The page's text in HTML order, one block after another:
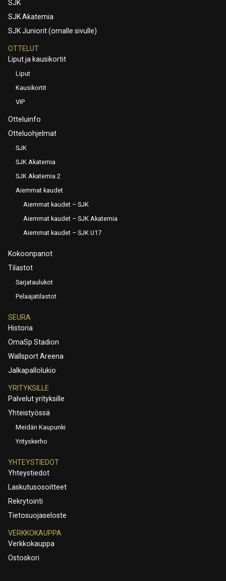
SJK
SJK Akatemia
SJK Juniorit (omalle sivulle)
OTTELUT
Liput ja kausikortit
Liput
Kausikortit
VIP
Otteluinfo
Otteluohjelmat
SJK
SJK Akatemia
SJK Akatemia 2
Aiemmat kaudet
Aiemmat kaudet – SJK
Aiemmat kaudet – SJK Akatemia
Aiemmat kaudet – SJK U17
Kokoonpanot
Tilastot
Sarjataulukot
Pelaajatilastot
SEURA
Historia
OmaSp Stadion
Wallsport Areena
Jalkapallolukio
YRITYKSILLE
Palvelut yrityksille
Yhteistyössä
Meidän Kaupunki
Yrityskerho
YHTEYSTIEDOT
Yhteystiedot
Laskutusosoitteet
Rekrytointi
Tietosuojaseloste
VERKKOKAUPPA
Verkkokauppa
Ostoskori